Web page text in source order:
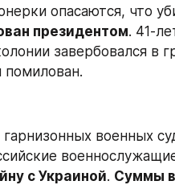
опасаются, что
президентом. 41-
завербовался в
помилован.
военных
с Украиной. Суммы